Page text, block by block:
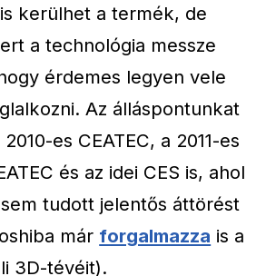
kerülhet a termék, de
a technológia messze
érdemes legyen vele
Az álláspontunkat
es CEATEC, a 2011-es
és az idei CES is, ahol
tudott jelentős áttörést
már forgalmazza is a
3D-tévéit).